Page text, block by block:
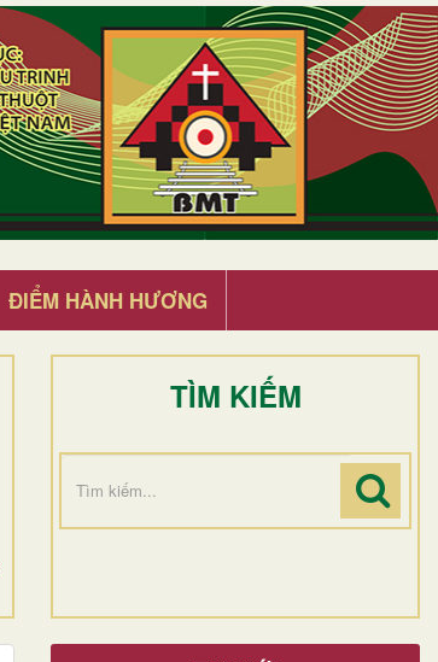
ĐIỂM HÀNH HƯƠNG
TÌM KIẾM